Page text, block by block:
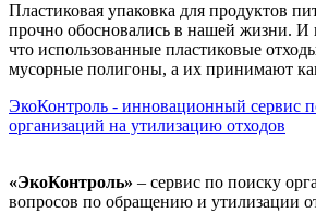
Пластиковая упаковка для продуктов
прочно обосновались в нашей жизни. И
что использованные пластиковые
мусорные полигоны, а их принимают
ЭкоКонтроль - инновационный сервис
организаций на утилизацию отходов
«ЭкоКонтроль» – сервис по поиску
вопросов по обращению и утилизации